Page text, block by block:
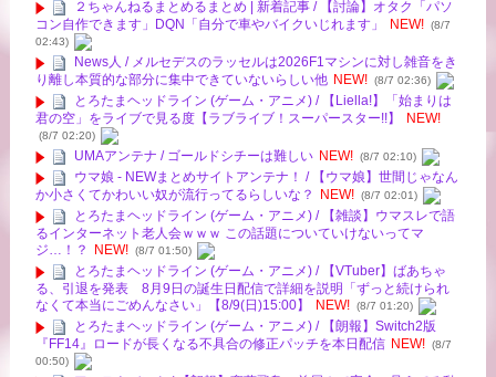
２ちゃんねるまとめるまとめ | 新着記事 / 【討論】オタク「パソ
コン自作できます」DQN「自分で車やバイクいじれます」
NEW! (8/7
02:43)
News人 / メルセデスのラッセルは2026F1マシンに対し雑音をき
り離し本質的な部分に集中できていないらしい他 NEW! (8/7 02:36)
とろたまヘッドライン (ゲーム・アニメ) / 【Liella!】「始まりは
君の空」をライブで見る度【ラブライブ！スーパースター!!】
NEW!
(8/7 02:20)
UMAアンテナ / ゴールドシチーは難しい NEW! (8/7 02:10)
ウマ娘 - NEWまとめサイトアンテナ！ / 【ウマ娘】世間じゃなん
か小さくてかわいい奴が流行ってるらしいな？
NEW! (8/7 02:01)
とろたまヘッドライン (ゲーム・アニメ) / 【雑談】ウマスレで語
るインターネット老人会ｗｗｗ この話題についていけないってマ
ジ…！？
NEW! (8/7 01:50)
とろたまヘッドライン (ゲーム・アニメ) / 【VTuber】ばあちゃ
る、引退を発表 8月9日の誕生日配信で詳細を説明「ずっと続けられ
なくて本当にごめんなさい」【8/9(日)15:00】
NEW! (8/7 01:20)
とろたまヘッドライン (ゲーム・アニメ) / 【朗報】Switch2版
『FF14』ロードが長くなる不具合の修正パッチを本日配信 NEW! (8/7
00:50)